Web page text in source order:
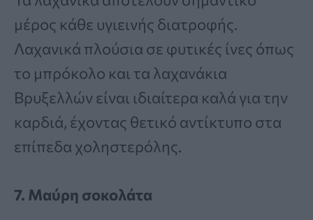
μέρος κάθε υγιεινής διατροφής.
Λαχανικά πλούσια σε φυτικές ίνες όπως
το μπρόκολο και τα λαχανάκια
Βρυξελλών είναι ιδιαίτερα καλά για την
καρδιά, έχοντας θετικό αντίκτυπο στα
επίπεδα χοληστερόλης.
7. Μαύρη σοκολάτα